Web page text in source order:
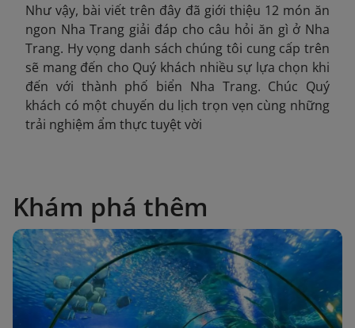
Như vậy, bài viết trên đây đã giới thiệu 12 món ăn
ngon Nha Trang giải đáp cho câu hỏi ăn gì ở Nha
Trang. Hy vọng danh sách chúng tôi cung cấp trên
sẽ mang đến cho Quý khách nhiều sự lựa chọn khi
đến với thành phố biển Nha Trang. Chúc Quý
khách có một chuyến du lịch trọn vẹn cùng những
trải nghiệm ẩm thực tuyệt vời
Khám phá thêm